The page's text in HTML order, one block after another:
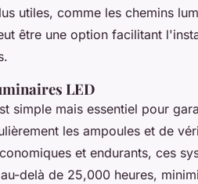
utiles, comme les chemins
être une option facilitant
LED
simple mais essentiel pour
les ampoules et de
et endurants, ces
delà de 25,000 heures,